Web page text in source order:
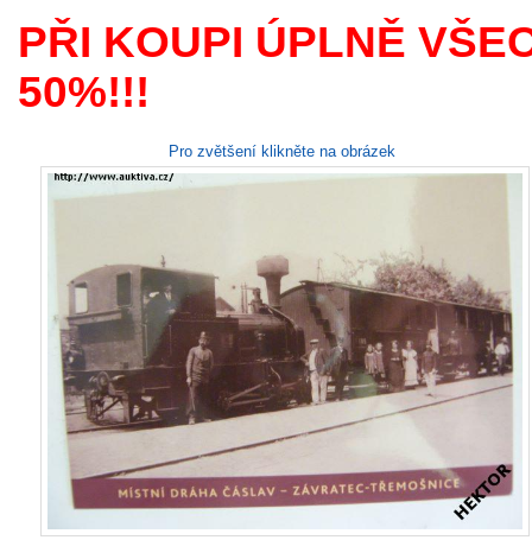
PŘI KOUPI ÚPLNĚ
50%!!!
Pro zvětšení klikněte na obrázek